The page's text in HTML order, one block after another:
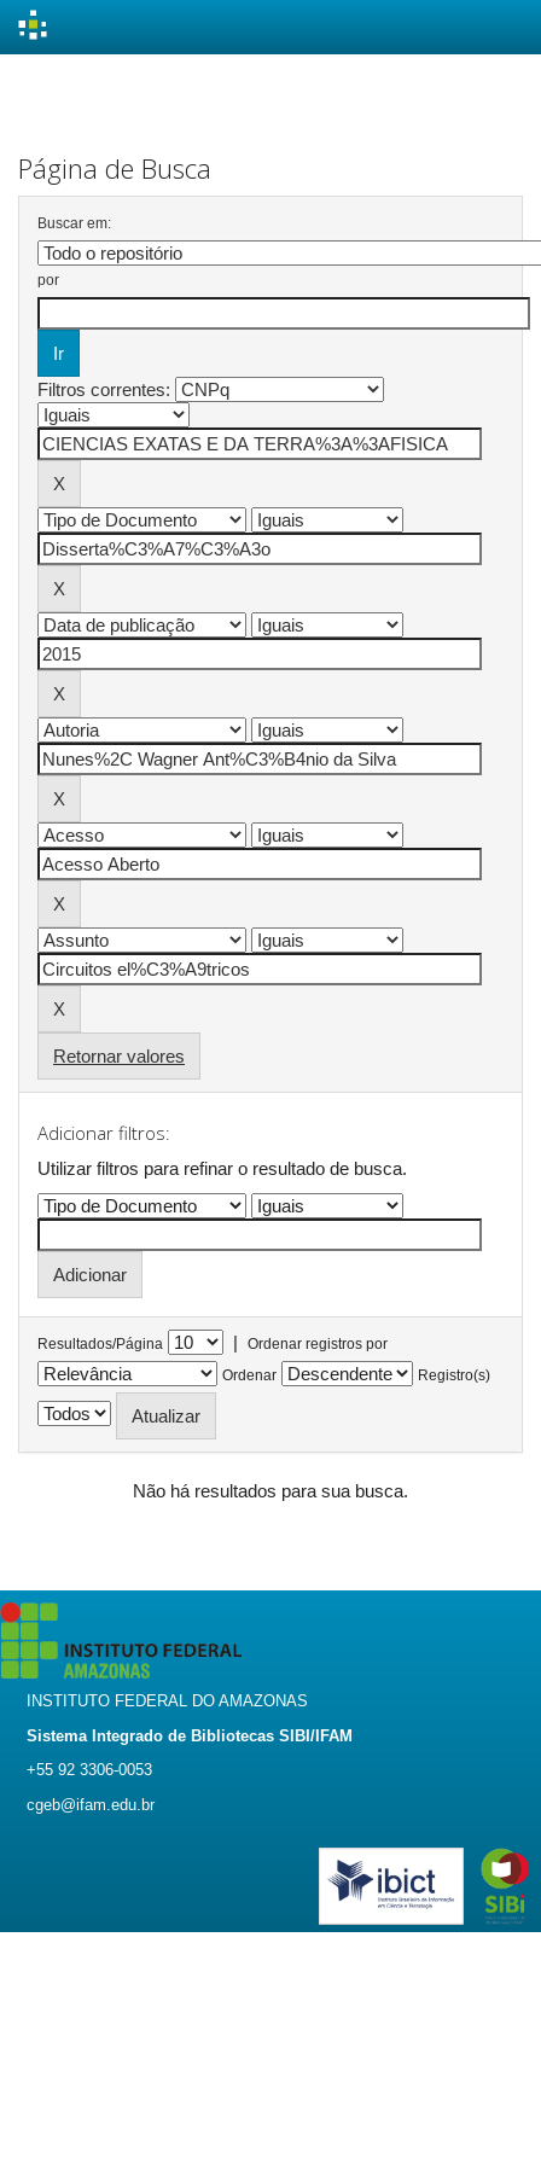
Página de Busca
Buscar em:
por
Filtros correntes:
Retornar valores
Adicionar filtros:
Utilizar filtros para refinar o resultado de busca.
Resultados/Página |
Ordenar registros por
Ordenar
Registro(s)
Não há resultados para sua busca.
INSTITUTO FEDERAL DO AMAZONAS
Sistema Integrado de Bibliotecas SIBI/IFAM
+55 92 3306-0053
cgeb@ifam.edu.br